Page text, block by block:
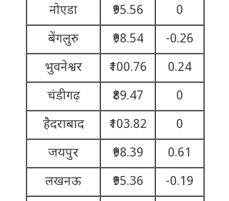
नोएडा
₹95.56
0
बेंगलुरु
₹98.54
-0.26
भुवनेश्वर
₹100.76
0.24
चंडीगढ़
₹89.47
0
हैदराबाद
₹103.82
0
जयपुर
₹98.39
0.61
लखनऊ
₹95.36
-0.19